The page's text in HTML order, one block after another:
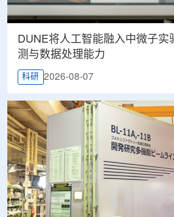
DUNE将人工智能融入中微子实
测与数据处理能力
科研 2026-08-07